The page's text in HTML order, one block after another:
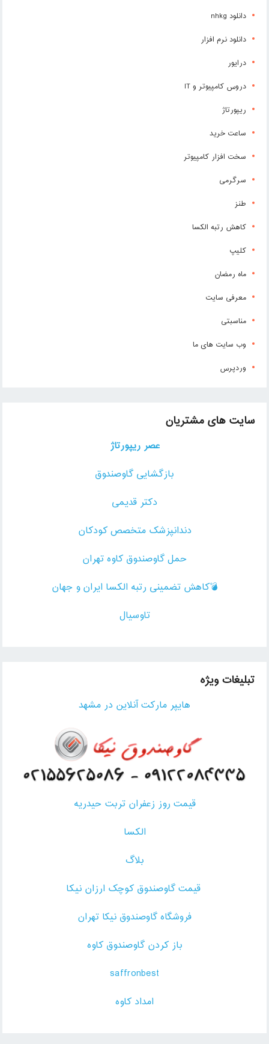
دانلود nhkg
دانلود نرم افزار
درایور
دروس کامپیوتر و IT
ریپورتاژ
ساعت خرید
سخت افزار کامپیوتر
سرگرمی
طنز
کاهش رتبه الکسا
کلیپ
ماه رمضان
معرفی سایت
مناسبتی
وب سایت های ما
وردپرس
سایت های مشتریان
عصر ریپورتاژ
بازگشایی گاوصندوق
دکتر قدیمی
دندانپزشک متخصص کودکان
حمل گاوصندوق کاوه تهران
💣کاهش تضمینی رتبه الکسا ایران و جهان
تاوسیال
تبلیغات ویژه
هایپر مارکت آنلاین در مشهد
قیمت روز زعفران تربت حیدریه
الکسا
بلاگ
قیمت گاوصندوق کوچک ارزان نیکا
فروشگاه گاوصندوق نیکا تهران
باز کردن گاوصندوق کاوه
saffronbest
امداد کاوه